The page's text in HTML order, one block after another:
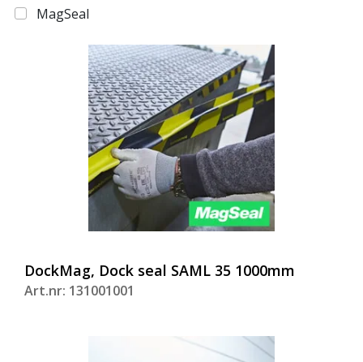
MagSeal
DockMag, Dock seal SAML 35 1000mm
Art.nr: 131001001